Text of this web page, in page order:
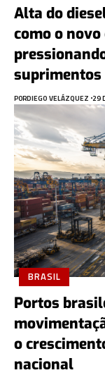
Alta do
como o
PORDIEGO VELÁZQUEZ 29
BRASIL
Portos
o
nacional